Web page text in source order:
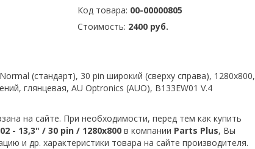
Код товара: 00-00000805
Стоимость: 2400 руб.
(стандарт), 30 pin широкий (сверху справа), 1280x800,
глянцевая, AU Optronics (AUO), B133EW01 V.4
на сайте. При необходимости, перед тем как купить
- 13,3" / 30 pin / 1280x800 в компании Parts Plus, Вы
и др. характеристики товара на сайте производителя.